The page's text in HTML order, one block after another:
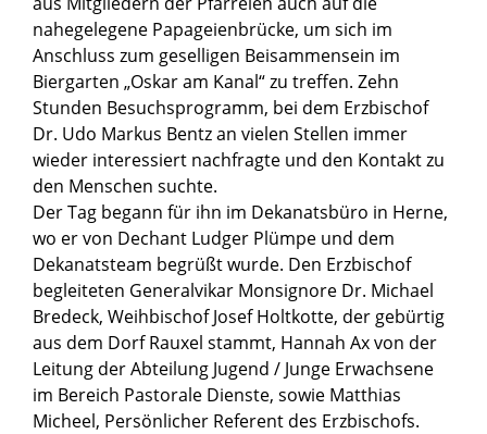
nahegelegene Papageienbrücke, um sich im
Anschluss zum geselligen Beisammensein im
Biergarten „Oskar am Kanal“ zu treffen. Zehn
Stunden Besuchsprogramm, bei dem Erzbischof
Dr. Udo Markus Bentz an vielen Stellen immer
wieder interessiert nachfragte und den Kontakt zu
den Menschen suchte.
Der Tag begann für ihn im Dekanatsbüro in Herne,
wo er von Dechant Ludger Plümpe und dem
Dekanatsteam begrüßt wurde. Den Erzbischof
begleiteten Generalvikar Monsignore Dr. Michael
Bredeck, Weihbischof Josef Holtkotte, der gebürtig
aus dem Dorf Rauxel stammt, Hannah Ax von der
Leitung der Abteilung Jugend / Junge Erwachsene
im Bereich Pastorale Dienste, sowie Matthias
Micheel, Persönlicher Referent des Erzbischofs.